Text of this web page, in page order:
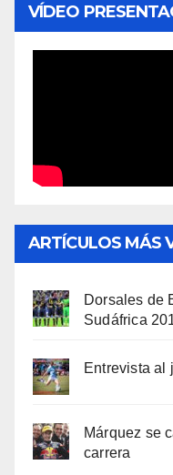
VÍDEO
ARTÍCULOS MÁS
Dorsales de
Sudáfrica
Entrevista al
Márquez se
carrera